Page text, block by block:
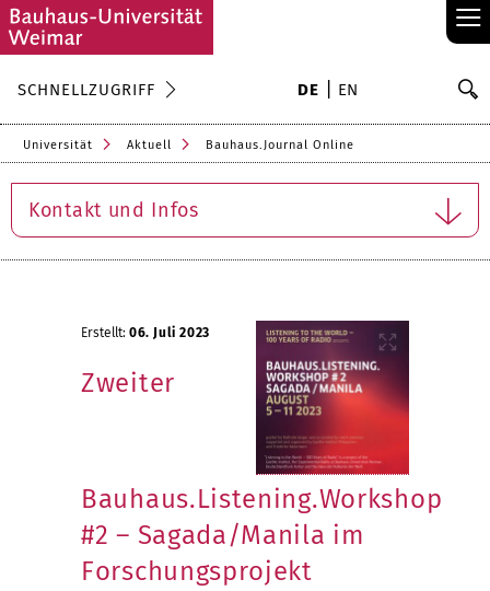
≡
SCHNELLZUGRIFF DE EN
Universität Aktuell Bauhaus.Journal Online
Kontakt und Infos
Erstellt: 06. Juli 2023
Zweiter
Bauhaus.Listening.Workshop
#2 – Sagada/Manila im
Forschungsprojekt